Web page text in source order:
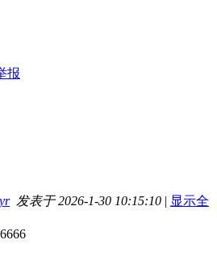
报
发表于 2026-1-30 10:15:10 | 显示全